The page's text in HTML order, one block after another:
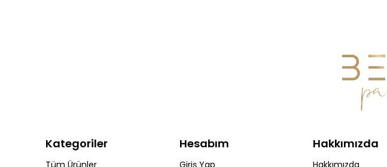
Kategoriler
Tüm Ürünler
Hesabım
Giriş Yap
Hakkımızda
Hakkımızda